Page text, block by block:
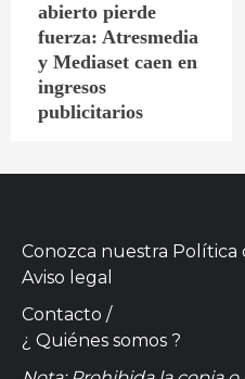
abierto pierde
fuerza: Atresmedia
y Mediaset caen en
ingresos
publicitarios
Conozca nuestra Política
Aviso legal
Contacto /
¿ Quiénes somos ?